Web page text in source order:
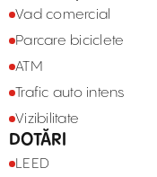
Vad comercial
Parcare biciclete
ATM
Trafic auto intens
Vizibilitate
DOTĂRI
LEED